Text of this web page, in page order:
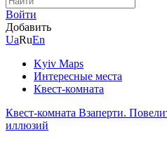
Войти
Добавить
UaRuEn
Kyiv Maps
Интересные места
Квест-комната
Квест-комната Взаперти.
иллюзий